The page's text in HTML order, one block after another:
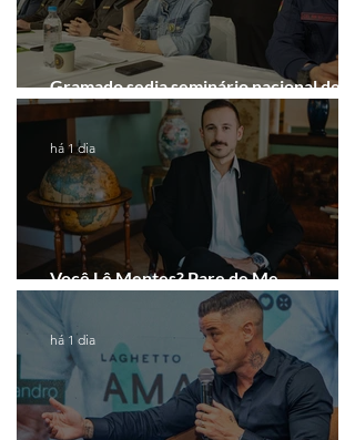
Gramado sedia seminário nacional de
educação ambiental das PMs
Você Lê Mentes? Pare de Me
há 1 dia
há 1 dia